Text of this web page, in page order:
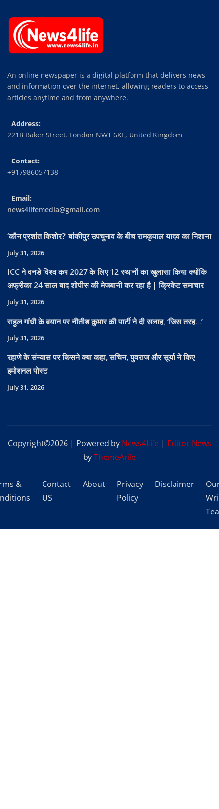
An online newspaper is a digital platform that delivers news
and information over the internet, allowing readers to access
articles anytime and from anywhere.
Address:
221B Baker Street, London NW1 6XE, United Kingdom
Contact:
+917986057138
Email:
news4lifemedia@gmail.com
‘कौन प्रशांत किशोर?’ बांकीपुर उपचुनाव के बीच रामकृपाल यादव का निशाना
July 31, 2026
ICC ने वनडे विश्व कप 2027 के लिए 12 स्थानों का खुलासा किया क्योंकि
अफ्रीका 24 साल बाद शोपीस की मेजबानी कर रहा है | क्रिकेट समाचार
July 31, 2026
राहुल गांधी के बयान पर नीतीश कुमार की पार्टी ने दी सलाह, ‘जिस तरह…’
July 31, 2026
रहाणे के संन्यास पर किसने क्या कहा, सचिन, युवराज और सूर्या ने किए
इमोशनल पोस्ट
July 31, 2026
Copyright©2026 | Powered by News4Life | Editor News
byThemeArile
&
Contact
US
About
Privacy
Policy
Disclaimer